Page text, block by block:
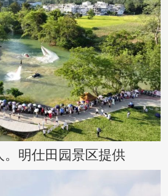
明仕田园景区提供